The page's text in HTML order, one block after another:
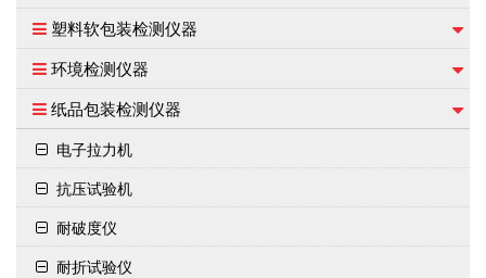
塑料软包装检测仪器
环境检测仪器
纸品包装检测仪器
电子拉力机
抗压试验机
耐破度仪
耐折试验仪